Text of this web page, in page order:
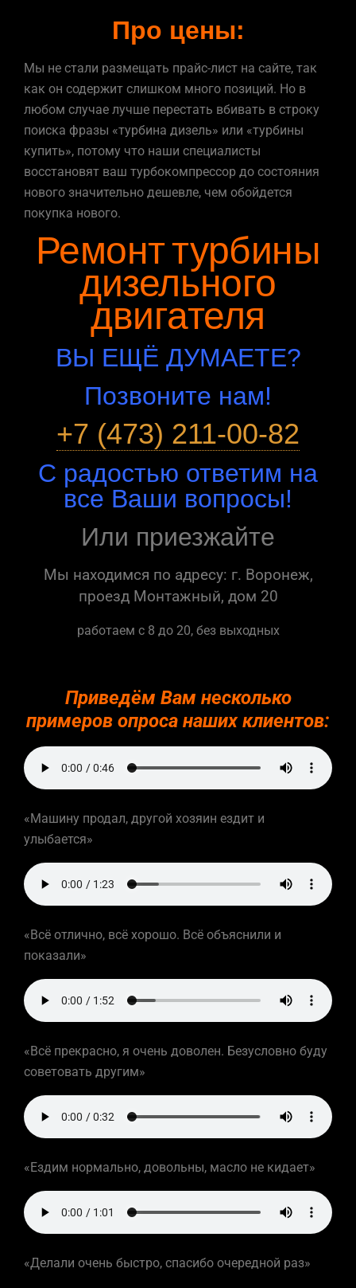
Про цены:
Мы не стали размещать прайс-лист на сайте, так
как он содержит слишком много позиций. Но в
любом случае лучше перестать вбивать в строку
поиска фразы «турбина дизель» или «турбины
купить», потому что наши специалисты
восстановят ваш турбокомпрессор до состояния
нового значительно дешевле, чем обойдется
покупка нового.
Ремонт турбины
дизельного
двигателя
ВЫ ЕЩЁ ДУМАЕТЕ?
Позвоните нам!
+7 (473) 211-00-82
С радостью ответим на
все Ваши вопросы!
Или приезжайте
Мы находимся по адресу: г. Воронеж,
проезд Монтажный, дом 20
работаем с 8 до 20, без выходных
Приведём Вам несколько
примеров опроса наших клиентов:
«Машину продал, другой хозяин ездит и
улыбается»
«Всё отлично, всё хорошо. Всё объяснили и
показали»
«Всё прекрасно, я очень доволен. Безусловно буду
советовать другим»
«Ездим нормально, довольны, масло не кидает»
«Делали очень быстро, спасибо очередной раз»